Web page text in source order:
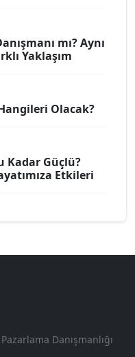
mı? Aynı
Yaklaşım
Olacak?
Kadar Güçlü?
Etkileri
Danışmanlığı